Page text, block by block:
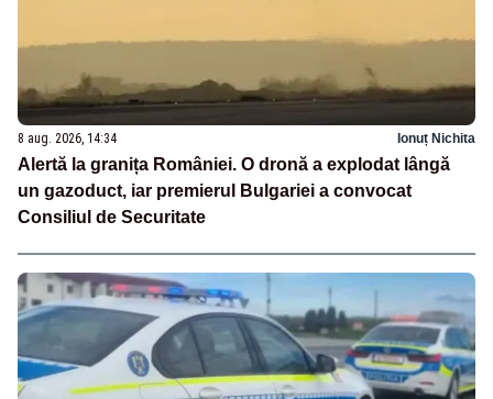
8 aug. 2026, 14:34 Ionuț Nichita
Alertă la granița României. O dronă a explodat lângă
un gazoduct, iar premierul Bulgariei a convocat
Consiliul de Securitate